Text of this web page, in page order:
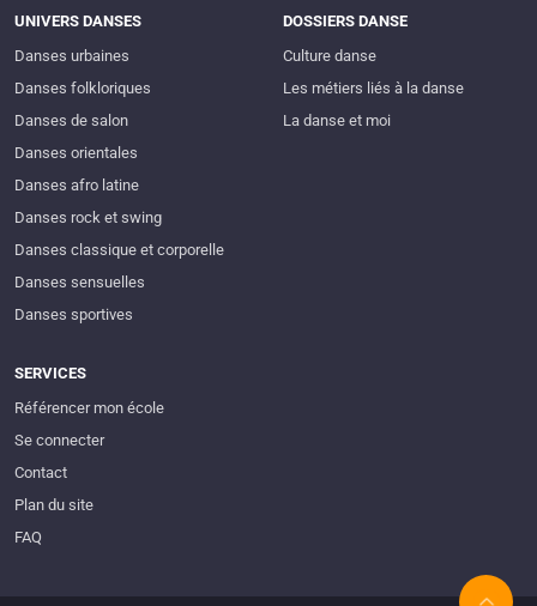
UNIVERS DANSES
Danses urbaines
Danses folkloriques
Danses de salon
Danses orientales
Danses afro latine
Danses rock et swing
Danses classique et corporelle
Danses sensuelles
Danses sportives
DOSSIERS DANSE
Culture danse
Les métiers liés à la danse
La danse et moi
SERVICES
Référencer mon école
Se connecter
Contact
Plan du site
FAQ